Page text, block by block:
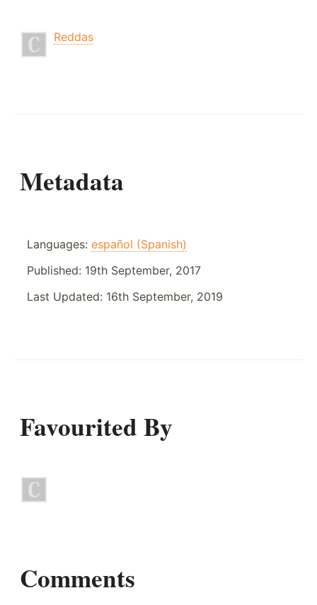
Reddas
Metadata
Languages: español (Spanish)
Published: 19th September, 2017
Last Updated: 16th September, 2019
Favourited By
Comments